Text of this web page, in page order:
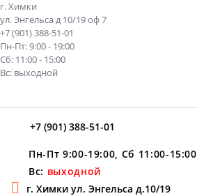
г. Химки
ул. Энгельса д 10/19 оф 7
+7 (901) 388-51-01
Пн-Пт: 9:00 - 19:00
Сб: 11:00 - 15:00
Вс: выходной
+7 (901) 388-51-01
Пн-Пт 9:00-19:00, Сб 11:00-15:00
Вс: выходной
г. Химки ул. Энгельса д.10/19